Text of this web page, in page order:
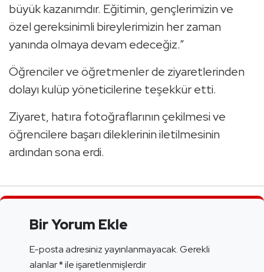
büyük kazanımdır. Eğitimin, gençlerimizin ve
özel gereksinimli bireylerimizin her zaman
yanında olmaya devam edeceğiz.”
Öğrenciler ve öğretmenler de ziyaretlerinden
dolayı kulüp yöneticilerine teşekkür etti.
Ziyaret, hatıra fotoğraflarının çekilmesi ve
öğrencilere başarı dileklerinin iletilmesinin
ardından sona erdi.
Bir Yorum Ekle
E-posta adresiniz yayınlanmayacak.Gerekli
alanlar*ile işaretlenmişlerdir